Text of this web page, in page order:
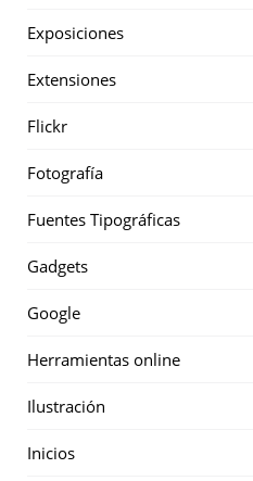
Exposiciones
Extensiones
Flickr
Fotografía
Fuentes Tipográficas
Gadgets
Google
Herramientas online
Ilustración
Inicios